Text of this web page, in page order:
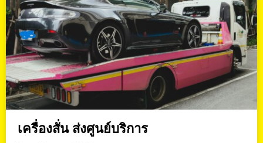
เครื่องสั่น ส่งศูนย์บริการ